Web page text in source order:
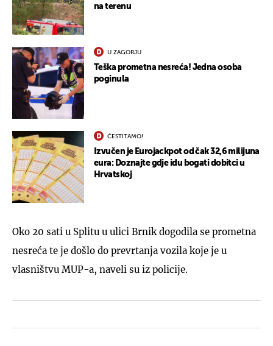
na terenu
U ZAGORJU
Teška prometna nesreća! Jedna osoba
poginula
ČESTITAMO!
Izvučen je Eurojackpot od čak 32,6 milijuna
eura: Doznajte gdje idu bogati dobitci u
Hrvatskoj
Oko 20 sati u Splitu u ulici Brnik dogodila se prometna
nesreća te je došlo do prevrtanja vozila koje je u
vlasništvu MUP-a, naveli su iz policije.